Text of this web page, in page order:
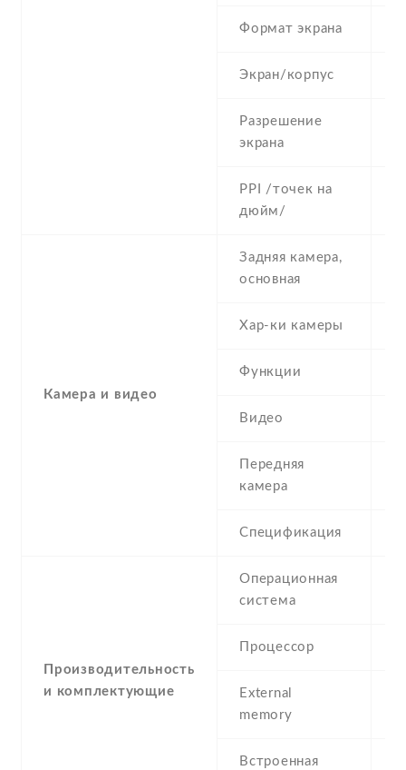
Формат экрана
Экран/корпус
Разрешение
экрана
PPI /точек на
дюйм/
Камера и видео
Задняя камера,
основная
Хар-ки камеры
Функции
Видео
Передняя
камера
Спецификация
Производительность
и комплектующие
Операционная
система
Процессор
External
memory
Встроенная